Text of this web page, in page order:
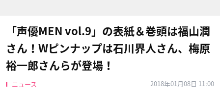
「声優MEN vol.9」の表紙＆巻頭は福山潤
さん！Wピンナップは石川界人さん、梅原
裕一郎​さんらが登場！
ニュース
2018年01月08日 11:00